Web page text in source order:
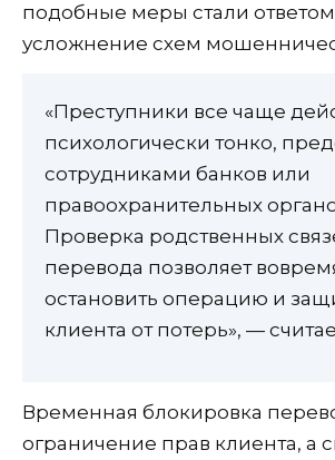
подобные меры стали
усложнение схем
«Преступники все чаще
психологически тонко,
сотрудниками банков или
правоохранительных
Проверка родственных
перевода позволяет
остановить операцию и
клиента от потерь», —
Временная блокировка
ограничение прав клиента, а